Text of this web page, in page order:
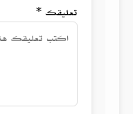
تعليقك *